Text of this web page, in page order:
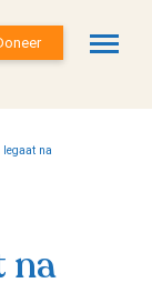
legaat na
na